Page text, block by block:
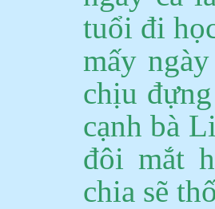
tuổi đi
mấy
chịu
cạnh bà
đôi mắt
chia sẽ